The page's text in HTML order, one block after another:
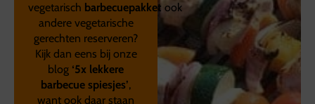
vegetarisch barbecuepakket ook
andere vegetarische
gerechten reserveren?
Kijk dan eens bij onze
blog ‘5x lekkere
barbecue spiesjes’,
want ook daar staan